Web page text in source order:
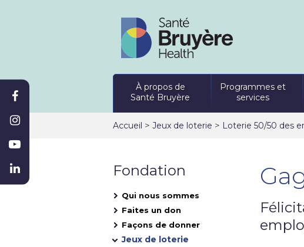
À propos de
Santé Bruyère
Programmes et
services
Accueil > Jeux de loterie > Loterie 50/50 des
Fondation
Qui nous sommes
Faites un don
Façons de donner
Jeux de loterie